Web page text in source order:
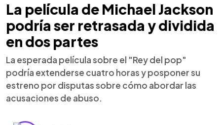
La película de Michael Jackson
podría ser retrasada y dividida
en dos partes
La esperada película sobre el "Rey del pop"
podría extenderse cuatro horas y posponer su
estreno por disputas sobre cómo abordar las
acusaciones de abuso.